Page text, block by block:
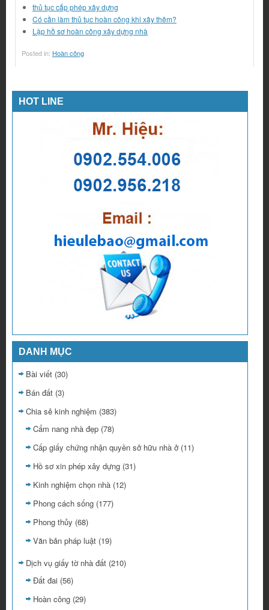
thủ tục cấp phép xây dựng
Có cần làm thủ tục hoàn công khi xây thêm?
Lập hồ sơ hoàn công xây dựng nhà
Posted in: Hoàn công
HOT LINE
DANH MỤC
Bài viết (30)
Bán đất (3)
Chia sẻ kinh nghiệm (383)
Cẩm nang nhà đẹp (78)
Cấp giấy chứng nhận quyền sở hữu nhà ở(11)
Hồ sơ xin phép xây dựng (31)
Kinh nghiệm chọn nhà (12)
Phong cách sống (177)
Phong thủy (68)
Văn bản pháp luật (19)
Dịch vụ giấy tờ nhà đất (210)
Đất đai (56)
Hoàn công (29)